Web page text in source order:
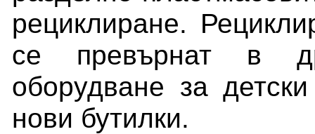
рециклиране.
се превърнат в
оборудване за
нови бутилки.